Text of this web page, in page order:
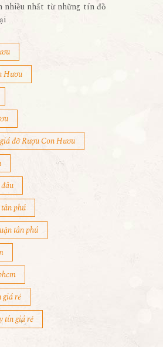
nhiều nhất từ những tín đồ
Hươu
giá đỡ Rượu Con Hươu
phú
tân phú
giá rẻ
tín giá rẻ